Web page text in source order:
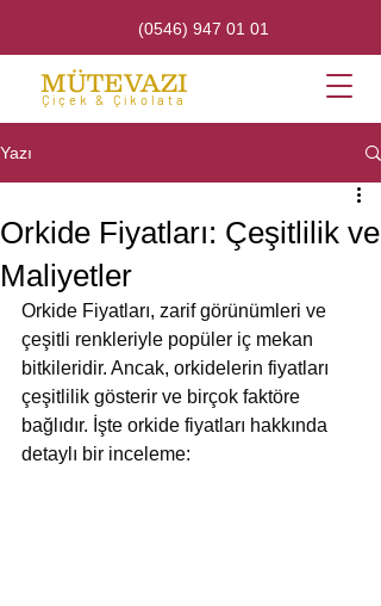
(0546) 947 01 01
MÜTEVAZI
Çiçek & Çikolata
Yazı
Orkide Fiyatları: Çeşitlilik ve
Maliyetler
Orkide Fiyatları, zarif görünümleri ve
çeşitli renkleriyle popüler iç mekan
bitkileridir. Ancak, orkidelerin fiyatları
çeşitlilik gösterir ve birçok faktöre
bağlıdır. İşte orkide fiyatları hakkında
detaylı bir inceleme: